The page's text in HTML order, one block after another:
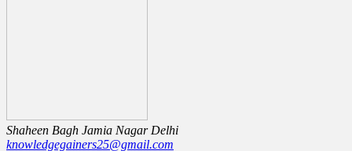
Shaheen Bagh Jamia Nagar Delhi
knowledgegainers25@gmail.com